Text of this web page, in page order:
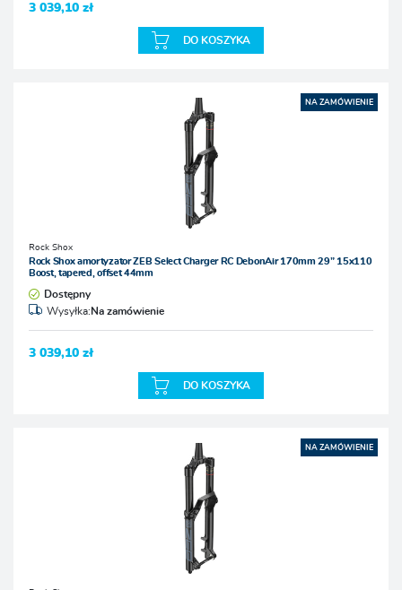
3 039,10 zł
DO KOSZYKA
NA ZAMÓWIENIE
Rock Shox
Rock Shox amortyzator ZEB Select Charger RC DebonAir 170mm 29” 15x110
Boost, tapered, offset 44mm
Dostępny
Wysyłka: Na zamówienie
3 039,10 zł
DO KOSZYKA
NA ZAMÓWIENIE